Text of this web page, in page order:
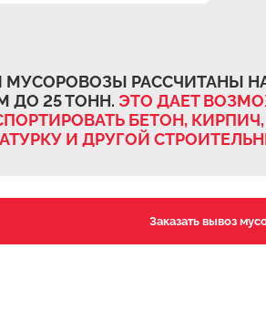
РАССЧИТАНЫ
ДО 25 ТОНН. ЭТО ДАЕТ
БЕТОН,
И ДРУГОЙ
Заказать вывоз